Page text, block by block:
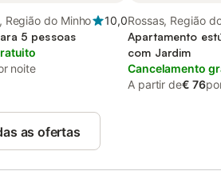
Região do Minho
10,0
5 pessoas
noite
Rossas, Região
Apartamento
com Jardim
Cancelamento
A partir de€ 76
as ofertas